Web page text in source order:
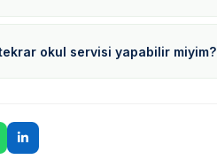
okul servisi yapabilir miyim?